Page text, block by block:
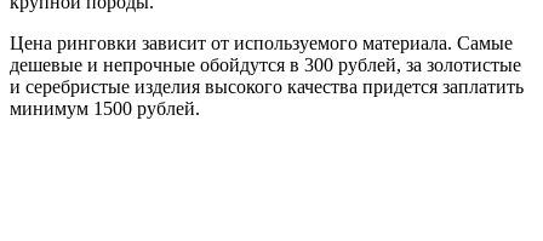
Цена ринговки зависит от используемого материала. Самые
дешевые и непрочные обойдутся в 300 рублей, за золотистые
и серебристые изделия высокого качества придется заплатить
минимум 1500 рублей.